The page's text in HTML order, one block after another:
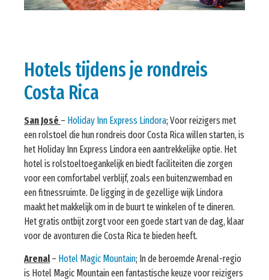
Hotels tijdens je rondreis
Costa Rica
San José – Holiday Inn Express Lindora; Voor reizigers met
een rolstoel die hun rondreis door Costa Rica willen starten, is
het Holiday Inn Express Lindora een aantrekkelijke optie. Het
hotel is rolstoeltoegankelijk en biedt faciliteiten die zorgen
voor een comfortabel verblijf, zoals een buitenzwembad en
een fitnessruimte. De ligging in de gezellige wijk Lindora
maakt het makkelijk om in de buurt te winkelen of te dineren.
Het gratis ontbijt zorgt voor een goede start van de dag, klaar
voor de avonturen die Costa Rica te bieden heeft.
Arenal– Hotel Magic Mountain; In de beroemde Arenal-regio
is Hotel Magic Mountain een fantastische keuze voor reizigers